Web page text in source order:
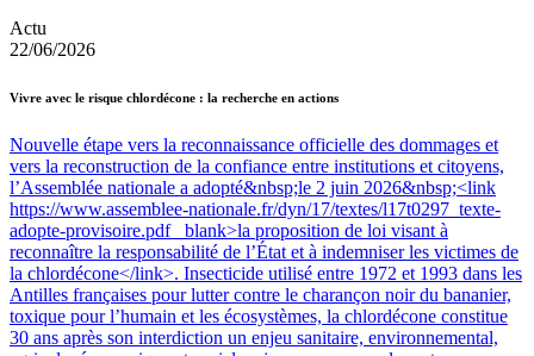
Actu
22/06/2026
Vivre avec le risque chlordécone : la recherche en actions
Nouvelle étape vers la reconnaissance officielle des dommages et
vers la reconstruction de la confiance entre institutions et citoyens,
l’Assemblée nationale a adopté&nbsp;le 2 juin 2026&nbsp;<link
https://www.assemblee-nationale.fr/dyn/17/textes/l17t0297_texte-
adopte-provisoire.pdf _blank>la proposition de loi visant à
reconnaître la responsabilité de l’État et à indemniser les victimes de
la chlordécone</link>. Insecticide utilisé entre 1972 et 1993 dans les
Antilles françaises pour lutter contre le charançon noir du bananier,
toxique pour l’humain et les écosystèmes, la chlordécone constitue
30 ans après son interdiction un enjeu sanitaire, environnemental,